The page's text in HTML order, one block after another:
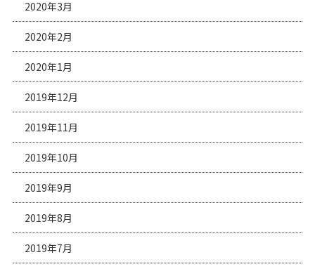
2020年3月
2020年2月
2020年1月
2019年12月
2019年11月
2019年10月
2019年9月
2019年8月
2019年7月